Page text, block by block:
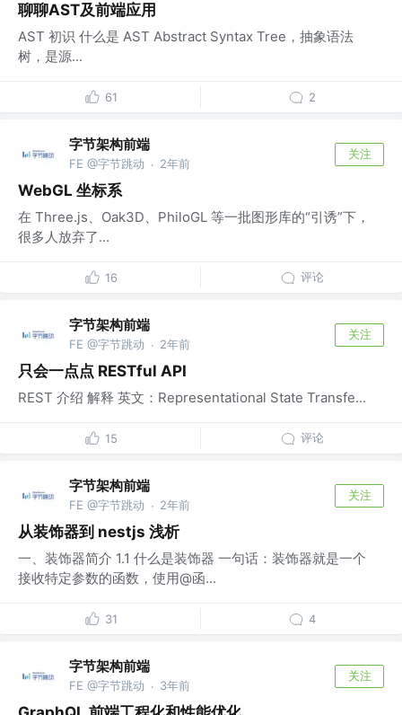
聊聊AST及前端应用
AST 初识 什么是 AST Abstract Syntax Tree，抽象语法
树，是源...
61 2
字节架构前端
FE @字节跳动 · 2年前
关注
WebGL 坐标系
在 Three.js、Oak3D、PhiloGL 等一批图形库的“引诱”下，
很多人放弃了...
16 评论
字节架构前端
FE @字节跳动 · 2年前
关注
只会一点点 RESTful API
REST 介绍 解释 英文：Representational State Transfe...
15 评论
字节架构前端
FE @字节跳动 · 2年前
关注
从装饰器到 nestjs 浅析
一、装饰器简介 1.1 什么是装饰器 一句话：装饰器就是一个
接收特定参数的函数，使用@函...
31 4
字节架构前端
FE @字节跳动 · 3年前
关注